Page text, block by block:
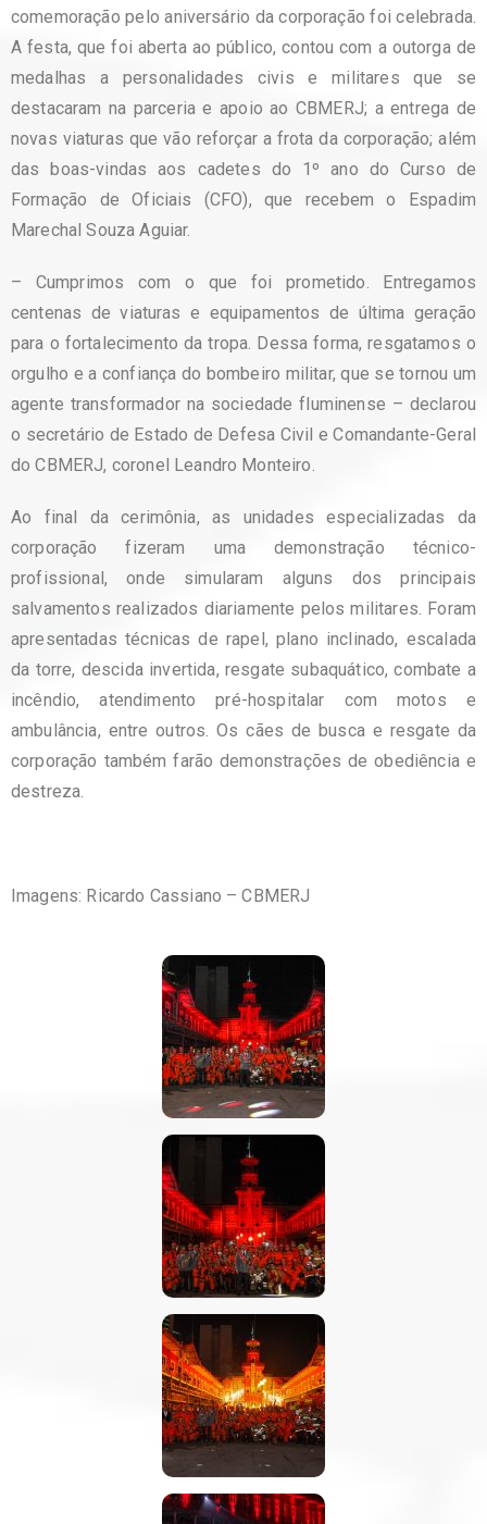
comemoração pelo aniversário da corporação foi celebrada.
A festa, que foi aberta ao público, contou com a outorga de
medalhas a personalidades civis e militares que se
destacaram na parceria e apoio ao CBMERJ; a entrega de
novas viaturas que vão reforçar a frota da corporação; além
das boas-vindas aos cadetes do 1º ano do Curso de
Formação de Oficiais (CFO), que recebem o Espadim
Marechal Souza Aguiar.
– Cumprimos com o que foi prometido. Entregamos
centenas de viaturas e equipamentos de última geração
para o fortalecimento da tropa. Dessa forma, resgatamos o
orgulho e a confiança do bombeiro militar, que se tornou um
agente transformador na sociedade fluminense – declarou
o secretário de Estado de Defesa Civil e Comandante-Geral
do CBMERJ, coronel Leandro Monteiro.
Ao final da cerimônia, as unidades especializadas da
corporação fizeram uma demonstração técnico-
profissional, onde simularam alguns dos principais
salvamentos realizados diariamente pelos militares. Foram
apresentadas técnicas de rapel, plano inclinado, escalada
da torre, descida invertida, resgate subaquático, combate a
incêndio, atendimento pré-hospitalar com motos e
ambulância, entre outros. Os cães de busca e resgate da
corporação também farão demonstrações de obediência e
destreza.
Imagens: Ricardo Cassiano – CBMERJ